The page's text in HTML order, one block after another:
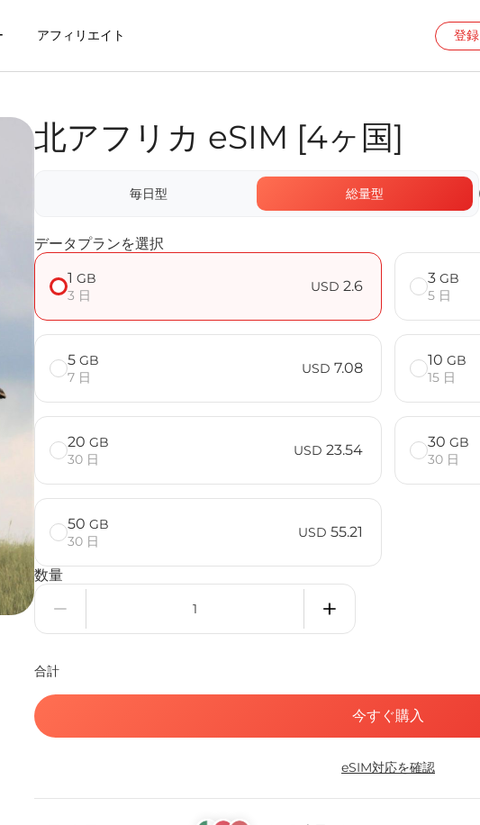
アフィリエイト 登録
北アフリカ eSIM [4ヶ国]
毎日型 総量型
データプランを選択
1 GB
3 日
USD 2.6 3 GB
5 日
5 GB
7 日
USD 7.08 10 GB
15 日
20 GB
30 日
USD 23.54 30 GB
30 日
50 GB
30 日
USD 55.21
数量
合計
今すぐ購入
eSIM対応を確認